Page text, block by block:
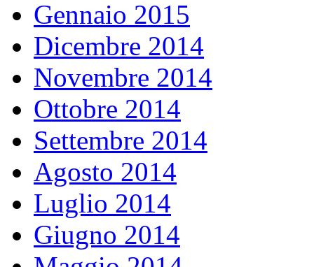
Gennaio 2015
Dicembre 2014
Novembre 2014
Ottobre 2014
Settembre 2014
Agosto 2014
Luglio 2014
Giugno 2014